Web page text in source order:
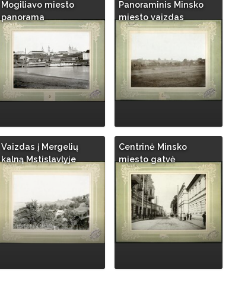
Mogiliavo miesto
panorama
Panoraminis Minsko
miesto vaizdas
Vaizdas į Mergelių
kalną Mstislavlyje
Centrinė Minsko
miesto gatvė